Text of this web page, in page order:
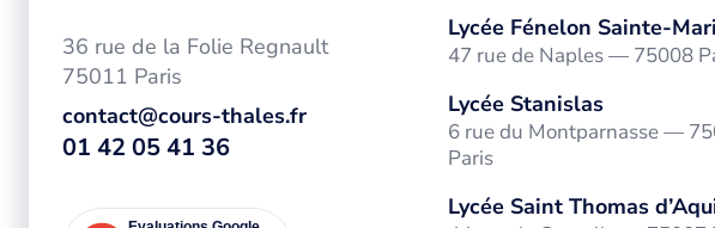
36 rue de la Folie Regnault
75011 Paris
contact@cours-thales.fr
01 42 05 41 36
Lycée Fénelon Sainte-
47 rue de Naples — 75008
Lycée Stanislas
6 rue du Montparnasse —
Paris
Lycée Saint Thomas